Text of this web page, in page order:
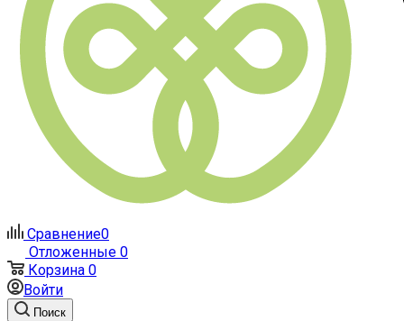
Сравнение0
Отложенные 0
Корзина 0
Войти
Поиск